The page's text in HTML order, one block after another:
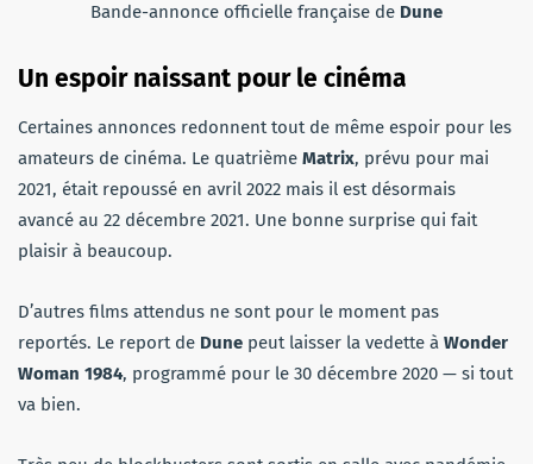
Bande-annonce officielle française de Dune
Un espoir naissant pour le cinéma
Certaines annonces redonnent tout de même espoir pour les
amateurs de cinéma. Le quatrième Matrix, prévu pour mai
2021, était repoussé en avril 2022 mais il est désormais
avancé au 22 décembre 2021. Une bonne surprise qui fait
plaisir à beaucoup.
D’autres films attendus ne sont pour le moment pas
reportés. Le report de Dune peut laisser la vedette à Wonder
Woman 1984, programmé pour le 30 décembre 2020 — si tout
va bien.